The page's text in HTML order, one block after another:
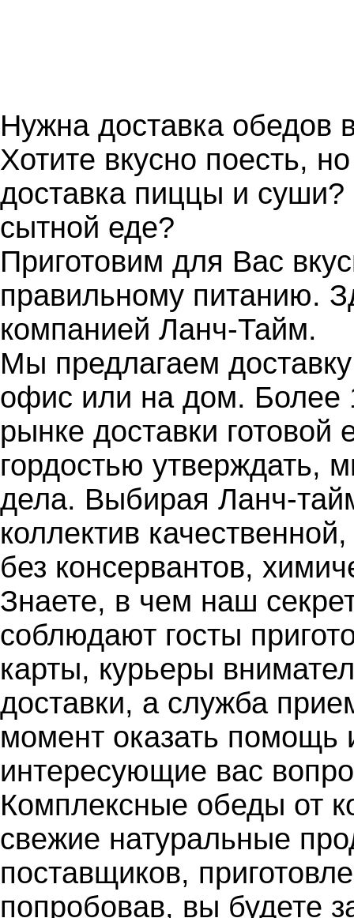
Нужна доставка обедов
Хотите вкусно поесть,
доставка пиццы и
сытной еде?
Приготовим для Вас
правильному питанию.
компанией Ланч-Тайм.
Мы предлагаем
офис или на дом. Более
рынке доставки
гордостью утверждать,
дела. Выбирая Ланч-
коллектив
без консервантов,
Знаете, в чем наш
соблюдают госты
карты, курьеры
доставки, а служба
момент оказать помощь
интересующие вас
Комплексные обеды от
свежие натуральные
поставщиков,
попробовав, вы будете